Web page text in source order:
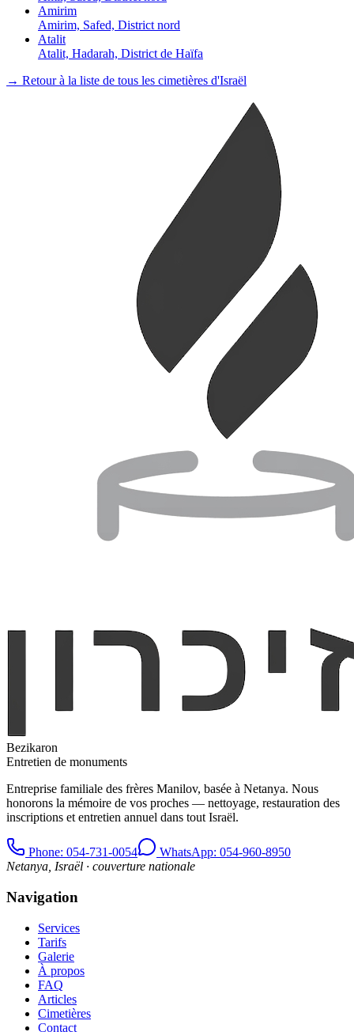
Amirim
Amirim, Safed, District nord
Atalit
Atalit, Hadarah, District de Haïfa
→ Retour à la liste de tous les cimetières d'Israël
Bezikaron
Entretien de monuments
Entreprise familiale des frères Manilov, basée à Netanya. Nous
honorons la mémoire de vos proches — nettoyage, restauration des
inscriptions et entretien annuel dans tout Israël.
Phone: 054-731-0054
WhatsApp: 054-960-8950
Netanya, Israël · couverture nationale
Navigation
Services
Tarifs
Galerie
À propos
FAQ
Articles
Cimetières
Contact